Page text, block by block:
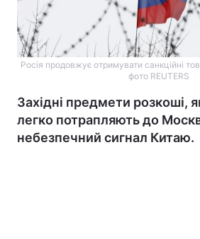
Росія продовжує отримувати санкційні
фото REUTERS
Західні предмети розкоші,
легко потрапляють до
небезпечний сигнал Китаю.